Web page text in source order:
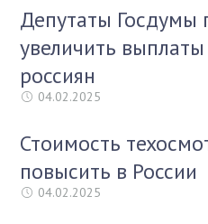
Депутаты Госдумы
увеличить
россиян
04.02.2025
Стоимость
повысить в России
04.02.2025